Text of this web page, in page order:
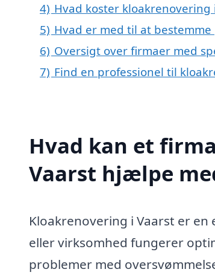
4) Hvad koster kloakrenovering
5) Hvad er med til at
6) Oversigt over firmaer med
7) Find en professionel til
Hvad kan et
Vaarst hjælpe
Kloakrenovering i Vaarst er
eller virksomhed fungerer
problemer med